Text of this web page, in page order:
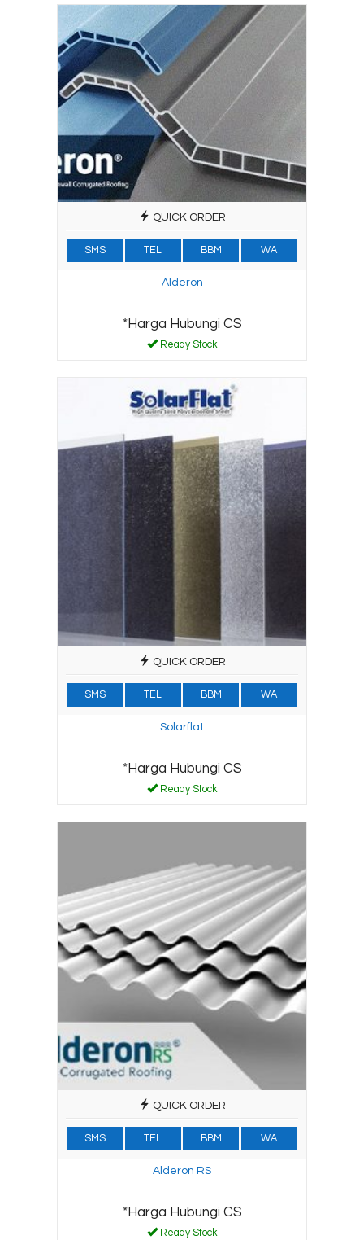
QUICK ORDER
SMS TEL BBM WA
Alderon
*Harga Hubungi CS
Ready Stock
QUICK ORDER
SMS TEL BBM WA
Solarflat
*Harga Hubungi CS
Ready Stock
QUICK ORDER
SMS TEL BBM WA
Alderon RS
*Harga Hubungi CS
Ready Stock